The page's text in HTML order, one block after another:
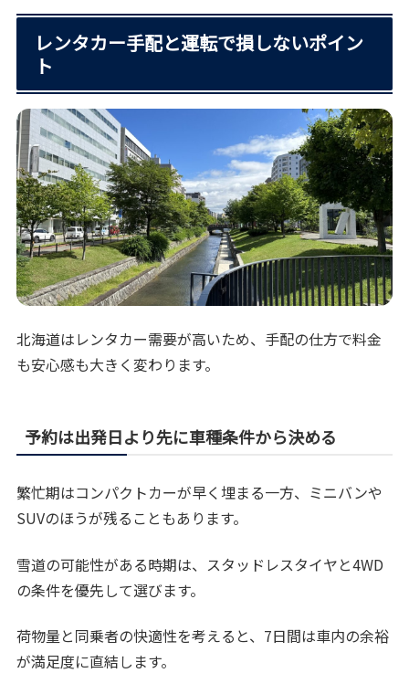
レンタカー手配と運転で損しないポイン
ト
北海道はレンタカー需要が高いため、手配の仕方で料金
も安心感も大きく変わります。
予約は出発日より先に車種条件から決める
繁忙期はコンパクトカーが早く埋まる一方、ミニバンや
SUVのほうが残ることもあります。
雪道の可能性がある時期は、スタッドレスタイヤと4WD
の条件を優先して選びます。
荷物量と同乗者の快適性を考えると、7日間は車内の余裕
が満足度に直結します。